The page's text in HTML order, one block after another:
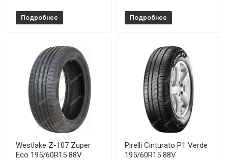
Подробнее Подробнее
Westlake Z-107 Zuper
Eco 195/60R15 88V
Pirelli Cinturato P1 Verde
195/60R15 88V